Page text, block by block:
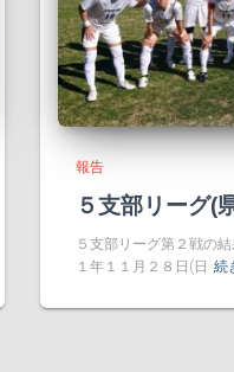
報告
５支部リーグ(
５支部リーグ第２戦の
１年１１月２８日(日 続